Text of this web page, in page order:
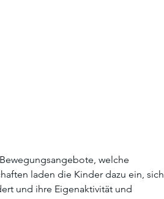
welche
laden die Kinder dazu ein, sich
und ihre Eigenaktivität und